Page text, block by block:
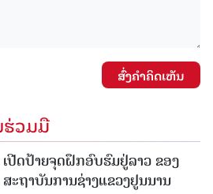
ສົ່ງຄໍາຄິດເຫັນ
ວມມື
ເປີດປ້າຍຈຸດຝຶກອົບຮົມຢູ່ລາວ ຂອງ
ສະຖາບັນການຊ່າງແຂວງຢູນນານ